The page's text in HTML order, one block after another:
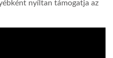
nyíltan támogatja az